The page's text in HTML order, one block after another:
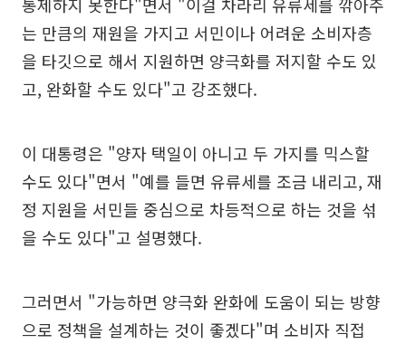
는 만큼의 재원을 가지고 서민이나 어려운 소비자층
을 타깃으로 해서 지원하면 양극화를 저지할 수도 있
고, 완화할 수도 있다"고 강조했다.
이 대통령은 "양자 택일이 아니고 두 가지를 믹스할
수도 있다"면서 "예를 들면 유류세를 조금 내리고, 재
정 지원을 서민들 중심으로 차등적으로 하는 것을 섞
을 수도 있다"고 설명했다.
그러면서 "가능하면 양극화 완화에 도움이 되는 방향
으로 정책을 설계하는 것이 좋겠다"며 소비자 직접